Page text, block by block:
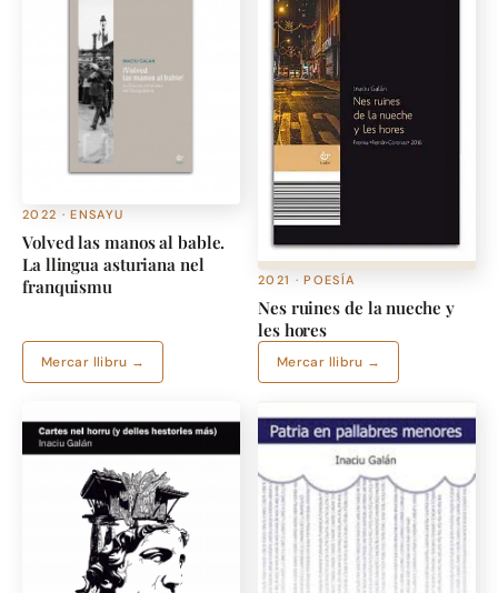
2022 · ENSAYU
Volved las manos al bable.
La llingua asturiana nel
franquismu
Mercar llibru →
2021 · POESÍA
Nes ruines de la nueche y
les hores
Mercar llibru →